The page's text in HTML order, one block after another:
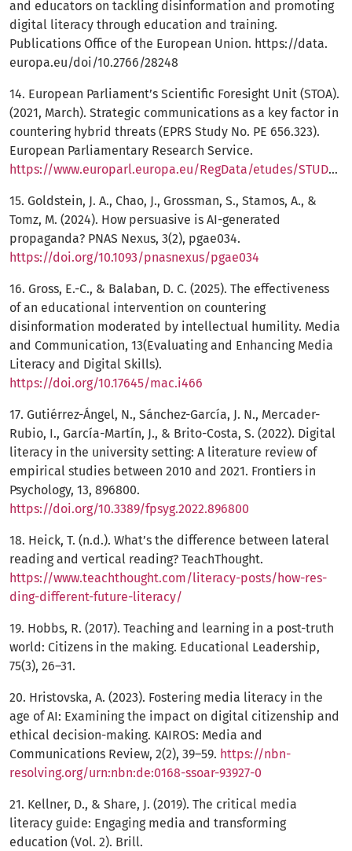
and educators on tackling disinformation and promoting
digital literacy through education and training.
Publications Office of the European Union. https://data.
europa.eu/doi/10.2766/28248
14. European Parliament’s Scientific Foresight Unit (STOA).
(2021, March). Strategic communications as a key factor in
countering hybrid threats (EPRS Study No. PE 656.323).
European Parliamentary Research Service.
https://www.europarl.europa.eu/RegData/etudes/STUD/2021/656323/EPRS_STU(2021)656323_EN.pdf
15. Goldstein, J. A., Chao, J., Grossman, S., Stamos, A., &
Tomz, M. (2024). How persuasive is AI-generated
propaganda? PNAS Nexus, 3(2), pgae034.
https://doi.org/10.1093/pnasnexus/pgae034
16. Gross, E.-C., & Balaban, D. C. (2025). The effectiveness
of an educational intervention on countering
disinformation moderated by intellectual humility. Media
and Communication, 13(Evaluating and Enhancing Media
Literacy and Digital Skills).
https://doi.org/10.17645/mac.i466
17. Gutiérrez-Ángel, N., Sánchez-García, J. N., Mercader-
Rubio, I., García-Martín, J., & Brito-Costa, S. (2022). Digital
literacy in the university setting: A literature review of
empirical studies between 2010 and 2021. Frontiers in
Psychology, 13, 896800.
https://doi.org/10.3389/fpsyg.2022.896800
18. Heick, T. (n.d.). What’s the difference between lateral
reading and vertical reading? TeachThought.
https://www.teachthought.com/literacy-posts/how-res-
ding-different-future-literacy/
19. Hobbs, R. (2017). Teaching and learning in a post-truth
world: Citizens in the making. Educational Leadership,
75(3), 26–31.
20. Hristovska, A. (2023). Fostering media literacy in the
age of AI: Examining the impact on digital citizenship and
ethical decision-making. KAIROS: Media and
Communications Review, 2(2), 39–59. https://nbn-
resolving.org/urn:nbn:de:0168-ssoar-93927-0
21. Kellner, D., & Share, J. (2019). The critical media
literacy guide: Engaging media and transforming
education (Vol. 2). Brill.